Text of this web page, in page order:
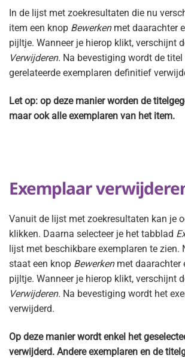
In de lijst met zoekresultaten die nu
item een knop Bewerkenmet daarachter
pijltje. Wanneer je hierop klikt, verschijnt
Verwijderen. Na bevestiging wordt de
gerelateerde exemplaren definitief
Let op: op deze manier worden de
maar ook alle exemplaren van het item.
Exemplaar
Vanuit de lijst met zoekresultaten kan je
klikken. Daarna selecteer je het tabblad
lijst met beschikbare exemplaren te zien.
staat een knop Bewerken met daarachter
pijltje. Wanneer je hierop klikt, verschijnt
Verwijderen. Na bevestiging wordt het
verwijderd.
Op deze manier wordt enkel het
verwijderd. Andere exemplaren en de